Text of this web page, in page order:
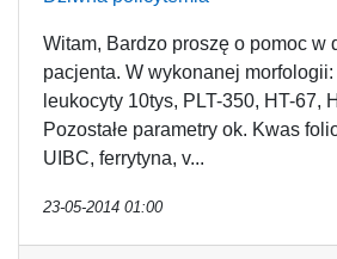
Witam, Bardzo proszę o pomoc w
pacjenta. W wykonanej morfologii:
leukocyty 10tys, PLT-350, HT-67,
Pozostałe parametry ok. Kwas
UIBC, ferrytyna, v...
23-05-2014 01:00